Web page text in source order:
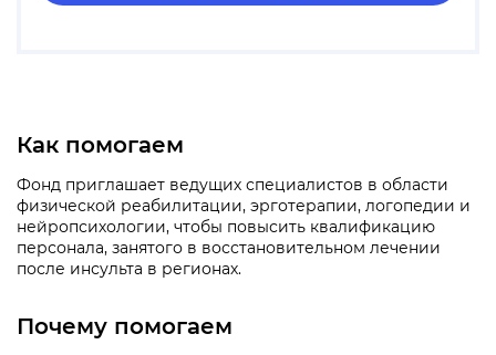
Как помогаем
Фонд приглашает ведущих специалистов в области
физической реабилитации, эрготерапии, логопедии и
нейропсихологии, чтобы повысить квалификацию
персонала, занятого в восстановительном лечении
после инсульта в регионах.
Почему помогаем